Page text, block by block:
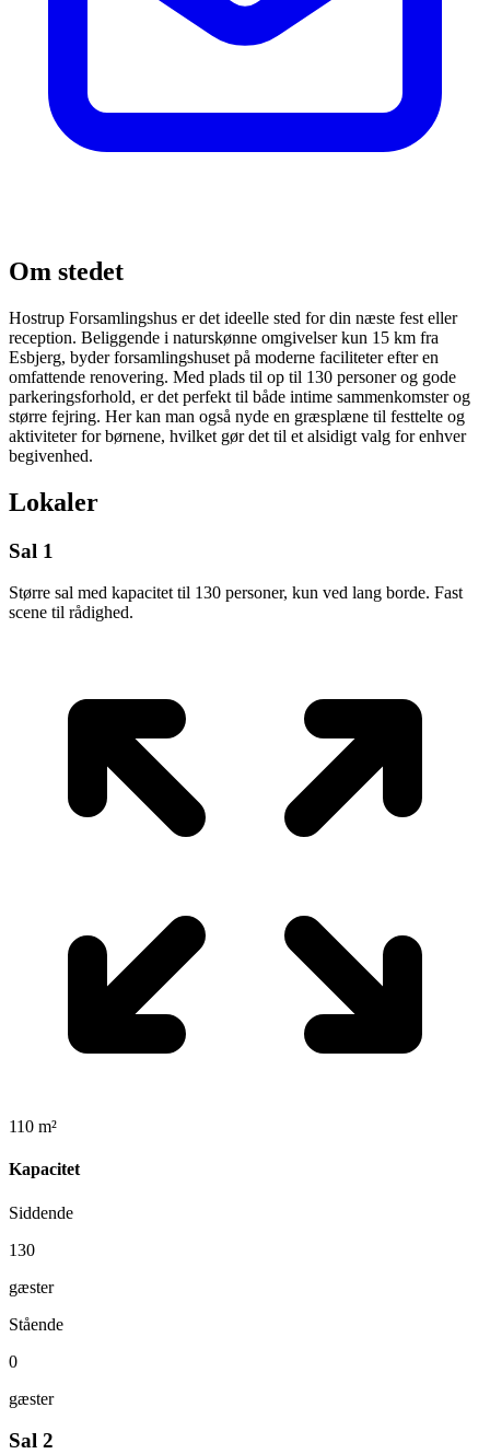
Om stedet
Hostrup Forsamlingshus er det ideelle sted for din næste fest eller
reception. Beliggende i naturskønne omgivelser kun 15 km fra
Esbjerg, byder forsamlingshuset på moderne faciliteter efter en
omfattende renovering. Med plads til op til 130 personer og gode
parkeringsforhold, er det perfekt til både intime sammenkomster og
større fejring. Her kan man også nyde en græsplæne til festtelte og
aktiviteter for børnene, hvilket gør det til et alsidigt valg for enhver
begivenhed.
Lokaler
Sal 1
Større sal med kapacitet til 130 personer, kun ved lang borde. Fast
scene til rådighed.
110 m²
Kapacitet
Siddende
130
gæster
Stående
0
gæster
Sal 2